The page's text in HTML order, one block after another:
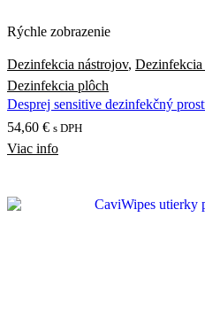
Rýchle zobrazenie
Dezinfekcia nástrojov, Dezinfekcia
Dezinfekcia plôch
Desprej sensitive dezinfekčný
54,60 € s DPH
Viac info